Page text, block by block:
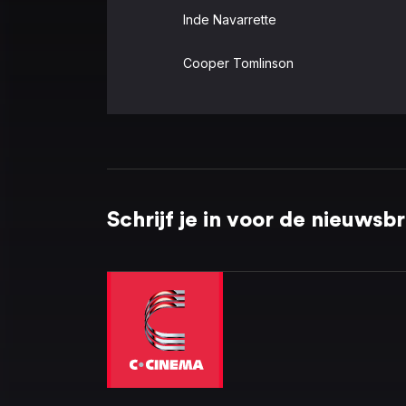
Inde Navarrette
Cooper Tomlinson
Schrijf je in voor de